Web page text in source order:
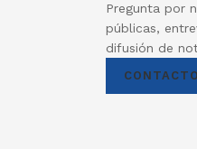
Pregunta por
públicas,
difusión de
CONTACTO